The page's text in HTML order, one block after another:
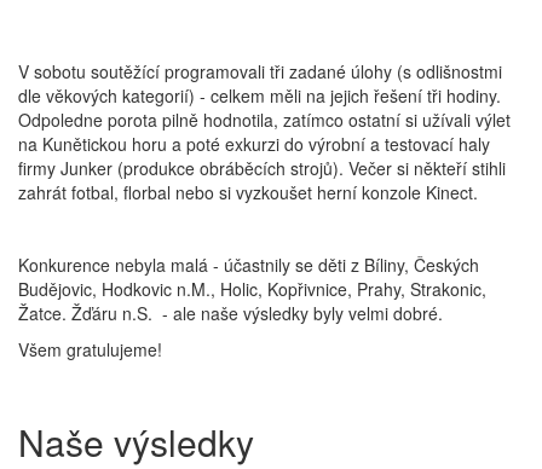
V sobotu soutěžící programovali tři zadané úlohy (s odlišnostmi
dle věkových kategorií) - celkem měli na jejich řešení tři hodiny.
Odpoledne porota pilně hodnotila, zatímco ostatní si užívali výlet
na Kunětickou horu a poté exkurzi do výrobní a testovací haly
firmy Junker (produkce obráběcích strojů). Večer si někteří stihli
zahrát fotbal, florbal nebo si vyzkoušet herní konzole Kinect.
Konkurence nebyla malá - účastnily se děti z Bíliny, Českých
Budějovic, Hodkovic n.M., Holic, Kopřivnice, Prahy, Strakonic,
Žatce. Žďáru n.S. - ale naše výsledky byly velmi dobré.
Všem gratulujeme!
Naše výsledky